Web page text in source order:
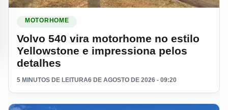
MOTORHOME
Volvo 540 vira motorhome no estilo
Yellowstone e impressiona pelos
detalhes
5 MINUTOS DE LEITURA6 DE AGOSTO DE 2026 - 09:20